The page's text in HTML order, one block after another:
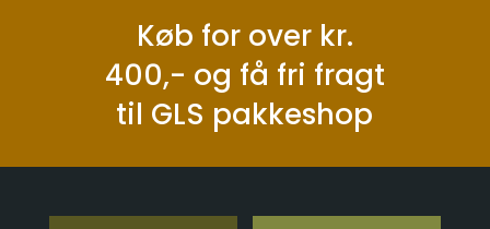
Køb for over kr.
400,- og få fri fragt
til GLS pakkeshop